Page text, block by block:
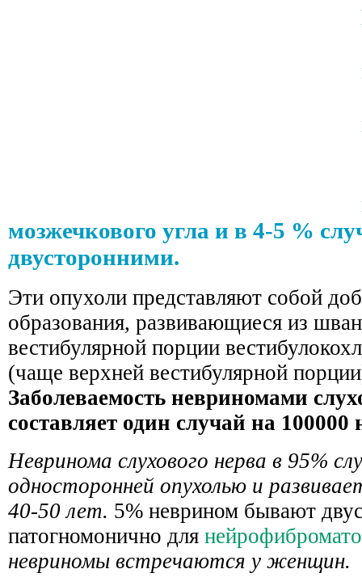
мозжечкового угла и в 4-5 %
двусторонними.
Эти опухоли представляют собой
образования, развивающиеся из
вестибулярной порции
(чаще верхней вестибулярной
Заболеваемость невриномами
составляет один случай на 100000
Невринома слухового нерва в 95%
односторонней опухолью и
40-50 лет. 5% неврином бывают
патогномонично для
невриномы встречаются у женщин.